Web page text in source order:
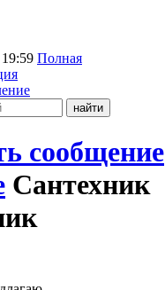
Полная
сообщение
Сантехник